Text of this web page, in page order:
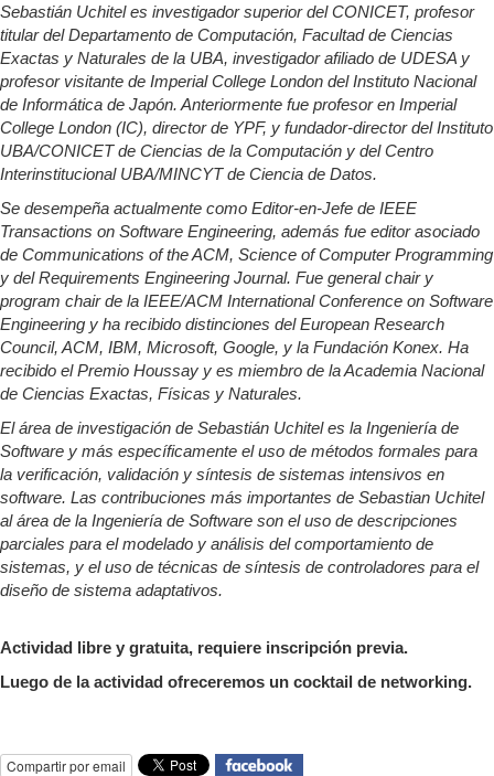
Sebastián Uchitel es investigador superior del CONICET, profesor
titular del Departamento de Computación, Facultad de Ciencias
Exactas y Naturales de la UBA, investigador afiliado de UDESA y
profesor visitante de Imperial College London del Instituto Nacional
de Informática de Japón. Anteriormente fue profesor en Imperial
College London (IC), director de YPF, y fundador-director del Instituto
UBA/CONICET de Ciencias de la Computación y del Centro
Interinstitucional UBA/MINCYT de Ciencia de Datos.
Se desempeña actualmente como Editor-en-Jefe de IEEE
Transactions on Software Engineering, además fue editor asociado
de Communications of the ACM, Science of Computer Programming
y del Requirements Engineering Journal. Fue general chair y
program chair de la IEEE/ACM International Conference on Software
Engineering y ha recibido distinciones del European Research
Council, ACM, IBM, Microsoft, Google, y la Fundación Konex. Ha
recibido el Premio Houssay y es miembro de la Academia Nacional
de Ciencias Exactas, Físicas y Naturales.
El área de investigación de Sebastián Uchitel es la Ingeniería de
Software y más específicamente el uso de métodos formales para
la verificación, validación y síntesis de sistemas intensivos en
software. Las contribuciones más importantes de Sebastian Uchitel
al área de la Ingeniería de Software son el uso de descripciones
parciales para el modelado y análisis del comportamiento de
sistemas, y el uso de técnicas de síntesis de controladores para el
diseño de sistema adaptativos.
Actividad libre y gratuita, requiere inscripción previa.
Luego de la actividad ofreceremos un cocktail de networking.
Compartir por email